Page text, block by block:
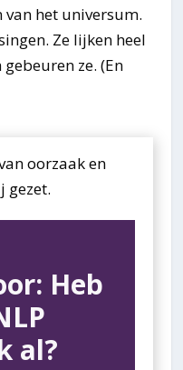
van het universum.
Ze lijken heel
ze. (En
oorzaak en
gezet.
Heb
al?